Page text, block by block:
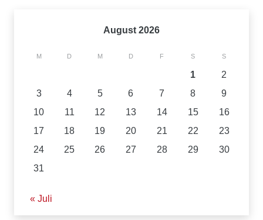
August 2026
M D M D F S S
1
2
3
4 5 6 7 8
9
10
11 12 13 14 15
16
17
18 19 20 21 22
23
24
25 26 27 28 29
30
31
« Juli